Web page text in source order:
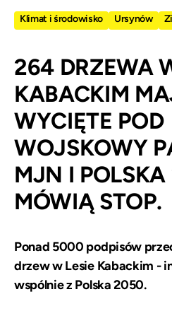
Klimat i środowisko Ursynów
264 DRZEWA
KABACKIM
WYCIĘTE POD
WOJSKOWY
MJN I
MÓWIĄ STOP.
Ponad 5000 podpisów
drzew w Lesie Kabackim -
wspólnie z Polska 2050.